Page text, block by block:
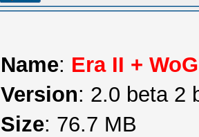
Name: Era II +
Version: 2.0 beta 2
Size: 76.7 MB